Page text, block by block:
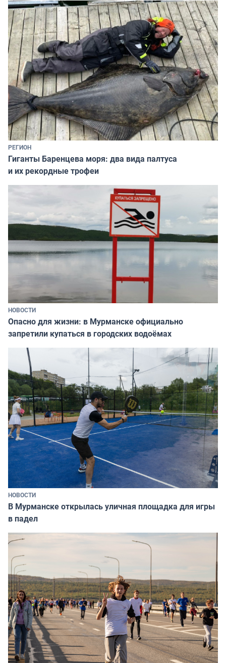
РЕГИОН
Гиганты Баренцева моря: два вида палтуса
и их рекордные трофеи
НОВОСТИ
Опасно для жизни: в Мурманске официально
запретили купаться в городских водоёмах
НОВОСТИ
В Мурманске открылась уличная площадка для игры
в падел